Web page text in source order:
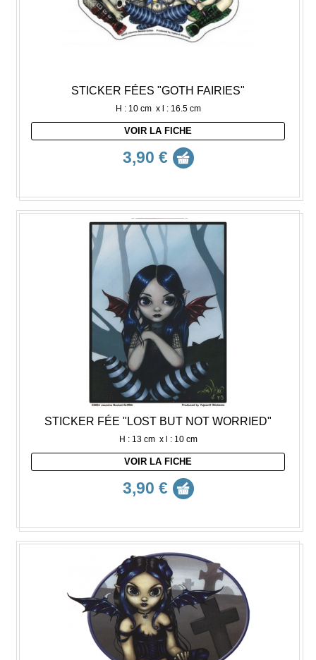
STICKER FÉES "GOTH FAIRIES"
H : 10 cm x l : 16.5 cm
VOIR LA FICHE
3,90 €
STICKER FÉE "LOST BUT NOT WORRIED"
H : 13 cm x l : 10 cm
VOIR LA FICHE
3,90 €